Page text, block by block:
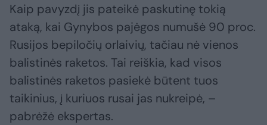
Kaip pavyzdį jis pateikė paskutinę tokią
ataką, kai Gynybos pajėgos numušė 90 proc.
Rusijos bepiločių orlaivių, tačiau nė vienos
balistinės raketos. Tai reiškia, kad visos
balistinės raketos pasiekė būtent tuos
taikinius, į kuriuos rusai jas nukreipė, –
pabrėžė ekspertas.